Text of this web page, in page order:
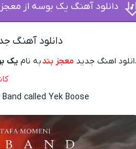
دانلود آهنگ یک بوسه از
دانلود آهنگ
اهنگ جدید معجز بندبه نام یک
called Yek Boose